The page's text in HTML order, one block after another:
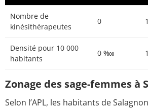
Nombre de
kinésithérapeutes
0
Densité pour 10 000
habitants
0 ‱
Zonage des sage-femmes à
Selon l’APL, les habitants de